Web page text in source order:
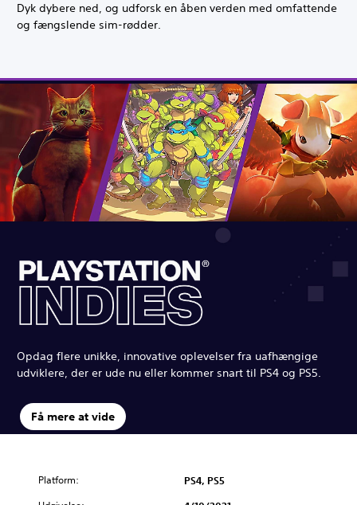
Dyk dybere ned, og udforsk en åben verden med omfattende
og fængslende sim-rødder.
Opdag flere unikke, innovative oplevelser fra uafhængige
udviklere, der er ude nu eller kommer snart til PS4 og PS5.
Få mere at vide
Platform: PS4, PS5